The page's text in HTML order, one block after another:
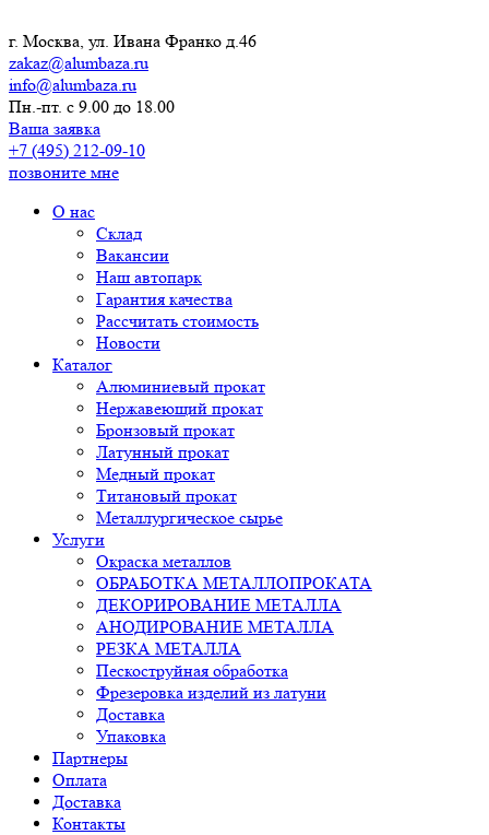
г. Москва, ул. Ивана Франко д.46
zakaz@alumbaza.ru
info@alumbaza.ru
Пн.-пт. с 9.00 до 18.00
Ваша заявка
+7 (495) 212-09-10
позвоните мне
О нас
Склад
Вакансии
Наш автопарк
Гарантия качества
Рассчитать стоимость
Новости
Каталог
Алюминиевый прокат
Нержавеющий прокат
Бронзовый прокат
Латунный прокат
Медный прокат
Титановый прокат
Металлургическое сырье
Услуги
Окраска металлов
ОБРАБОТКА МЕТАЛЛОПРОКАТА
ДЕКОРИРОВАНИЕ МЕТАЛЛА
АНОДИРОВАНИЕ МЕТАЛЛА
РЕЗКА МЕТАЛЛА
Пескоструйная обработка
Фрезеровка изделий из латуни
Доставка
Упаковка
Партнеры
Оплата
Доставка
Контакты